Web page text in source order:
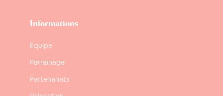
Informations
Équipe
Parrainage
Partenariats